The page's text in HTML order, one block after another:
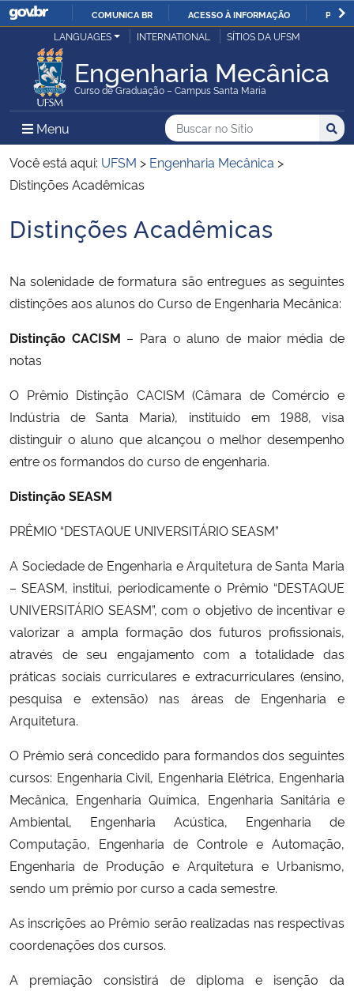
IR
O
COMUNICA BR ACESSO À INFORMAÇÃO
Ministério da Justiça e Segurança Pública
Ministério da Defesa
Ministério das Relações Exteriores
Ministério da Infraestrutura
Ministério da Agricultura, Pecuária e Abastecimento
Ministério da Cidadania
Ministério de Minas e Energia
Ministério da Ciência, Tecnologia, Inovações e Comunicações
Ministério do Meio Ambiente
Ministério do Desenvolvimento Regional
Controladoria-Geral da União
Ministério da Mulher, da Família e dos Direitos Humanos
Secretaria de Governo
Gabinete de Segurança Institucional
Advocacia-Geral da União
Planalto
LANGUAGES INTERNATIONAL SÍTIOS DA UFSM
Engenharia Mecânica
Curso de Graduação – Campus Santa Maria
Menu Menu Principal do Sítio
Busca
Buscar no no Sítio
Busca:
Você está aqui: UFSM > Engenharia Mecânica >
Distinções Acadêmicas
Início do conteúdo
Distinções Acadêmicas
Na solenidade de formatura são entregues as seguintes
distinções aos alunos do Curso de Engenharia Mecânica:
Distinção CACISM – Para o aluno de maior média de
notas
O Prêmio Distinção CACISM (Câmara de Comércio e
Indústria de Santa Maria), instituído em 1988, visa
distinguir o aluno que alcançou o melhor desempenho
entre os formandos do curso de engenharia.
Distinção SEASM
PRÊMIO “DESTAQUE UNIVERSITÁRIO SEASM”
A Sociedade de Engenharia e Arquitetura de Santa Maria
– SEASM, institui, periodicamente o Prêmio “DESTAQUE
UNIVERSITÁRIO SEASM”, com o objetivo de incentivar e
valorizar a ampla formação dos futuros profissionais,
através de seu engajamento com a totalidade das
práticas sociais curriculares e extracurriculares (ensino,
pesquisa e extensão) nas áreas de Engenharia e
Arquitetura.
O Prêmio será concedido para formandos dos seguintes
cursos: Engenharia Civil, Engenharia Elétrica, Engenharia
Mecânica, Engenharia Química, Engenharia Sanitária e
Ambiental, Engenharia Acústica, Engenharia de
Computação, Engenharia de Controle e Automação,
Engenharia de Produção e Arquitetura e Urbanismo,
sendo um prêmio por curso a cada semestre.
As inscrições ao Prêmio serão realizadas nas respectivas
coordenações dos cursos.
A premiação consistirá de diploma e isenção da